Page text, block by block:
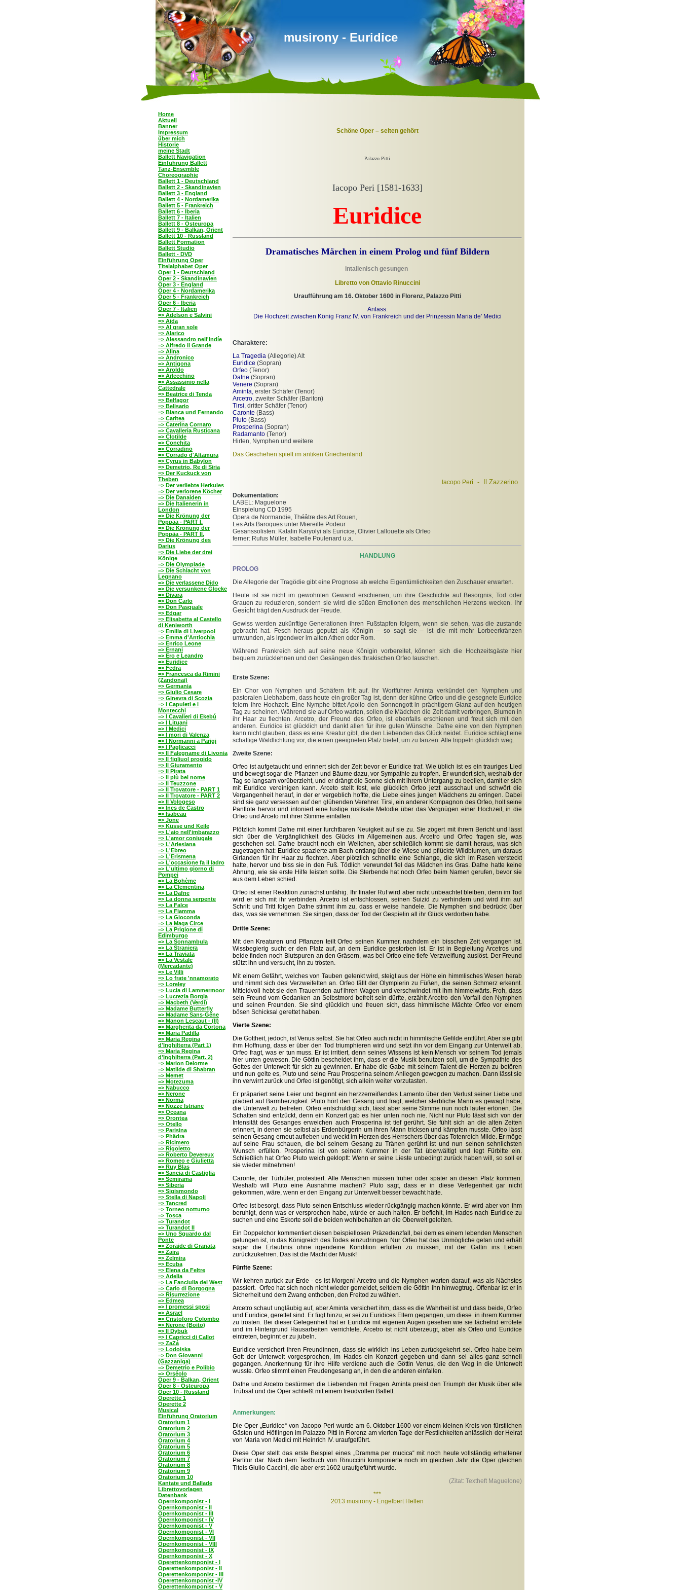
musirony - Euridice
Home
Aktuell
Banner
Impressum
über mich
Historie
meine Stadt
Ballett Navigation
Einführung Ballett
Tanz-Ensemble
Choreographie
Ballett 1 - Deutschland
Ballett 2 - Skandinavien
Ballett 3 - England
Ballett 4 - Nordamerika
Ballett 5 - Frankreich
Ballett 6 - Iberia
Ballett 7 - Italien
Ballett 8 - Osteuropa
Ballett 9 - Balkan, Orient
Ballett 10 - Russland
Ballett Formation
Ballett Studio
Ballett - DVD
Einführung Oper
Titelalphabet Oper
Oper 1 - Deutschland
Oper 2 - Skandinavien
Oper 3 - England
Oper 4 - Nordamerika
Oper 5 - Frankreich
Oper 6 - Iberia
Oper 7 - Italien
=> Adelson e Salvini
=> Aida
=> Al gran sole
=> Alarico
=> Alessandro nell'Indíe
=> Alfredo il Grande
=> Alina
=> Andronico
=> Antigona
=> Aroldo
=> Arlecchino
=> Assassinio nella
Cattedrale
=> Beatrice di Tenda
=> Belfagor
=> Belisario
=> Bianca und Fernando
=> Caritea
=> Caterina Cornaro
=> Cavalleria Rusticana
=> Clotilde
=> Conchita
=> Corradino
=> Corrado d'Altamura
=> Cyrus in Babylon
=> Demetrio, Re di Siria
=> Der Kuckuck von
Theben
=> Der verliebte Herkules
=> Der verlorene Köcher
=> Die Danaiden
=> Die Italienerin in
London
=> Die Krönung der
Poppäa - PART I.
=> Die Krönung der
Poppäa - PART II.
=> Die Krönung des
Darius
=> Die Liebe der drei
Könige
=> Die Olympiade
=> Die Schlacht von
Legnano
=> Die verlassene Dido
=> Die versunkene Glocke
=> Divara
=> Don Carlo
=> Don Pasquale
=> Edgar
=> Elisabetta al Castello
di Keniworth
=> Emilia di Liverpool
=> Emma d'Antiochia
=> Enrico Leone
=> Ernani
=> Ero e Leandro
=> Euridice
=> Fedra
=> Francesca da Rimini
(Zandonai)
=> Germania
=> Giulio Cesare
=> Ginevra di Scozia
=> I Capuleti e i
Montecchi
=> I Cavalieri di Ekebú
=> I Lituani
=> I Medici
=> I mori di Valenza
=> I Normanni a Parigi
=> I Paglicacci
=> Il Falegname di Livonia
=> Il figliuol progido
=> Il Giuramento
=> Il Pirata
=> Il più bel nome
=> Il Teuzzone
=> Il Trovatore - PART 1
=> Il Trovatore - PART 2
=> Il Vologeso
=> Ines de Castro
=> Isabeau
=> Jone
=> Küsse und Keile
=> L'aio nell'imbarazzo
=> L'amor coniugale
=> L'Arlesiana
=> L'Ebreo
=> L'Erismena
=> L'occasione fa il ladro
=> L'ultimo giorno di
Pompei
=> La Bohème
=> La Clementina
=> La Dafne
=> La donna serpente
=> La Falce
=> La Fiamma
=> La Gioconda
=> La Maga Circe
=> La Prigione di
Edimburgo
=> La Sonnambula
=> La Straniera
=> La Traviata
=> La Vestale
(Mercadante)
=> Le Villi
=> Lo frate 'nnamorato
=> Loreley
=> Lucia di Lammermoor
=> Lucrezia Borgia
=> Macbeth (Verdi)
=> Madame Butterfly
=> Madame Sans-Gêne
=> Manon Lescaut - (II)
=> Margherita da Cortona
=> Maria Padilla
=> Maria Regina
d'Inghilterra (Part 1)
=> Maria Regina
d'Inghilterra (Part. 2)
=> Marion Delorme
=> Matilde di Shabran
=> Memet
=> Motezuma
=> Nabucco
=> Nerone
=> Norma
=> Nozze Istriane
=> Oceana
=> Orontea
=> Otello
=> Parisina
=> Phädra
=> Ricimero
=> Rigoletto
=> Roberto Devereux
=> Romeo e Giulietta
=> Ruy Blas
=> Sancia di Castiglia
=> Semirama
=> Siberia
=> Sigismondo
=> Stella di Napoli
=> Tancred
=> Torneo notturno
=> Tosca
=> Turandot
=> Turandot II
=> Uno Sguardo dal
Ponte
=> Zoraide di Granata
=> Zaira
=> Zelmira
=> Ecuba
=> Elena da Feltre
=> Adelia
=> La Fanciulla del West
=> Carlo di Borgogna
=> Risurrezione
=> Edmea
=> I promessi sposi
=> Asrael
=> Cristoforo Colombo
=> Nerone (Boito)
=> Il Dybuk
=> I Capricci di Callot
=> ZaZá
=> Lodoiska
=> Don Giovanni
(Gazzaniga)
=> Demetrio e Polibio
=> Orséolo
Oper 9 - Balkan, Orient
Oper 8 - Osteuropa
Oper 10 - Russland
Operette 1
Operette 2
Musical
Einführung Oratorium
Oratorium 1
Oratorium 2
Oratorium 3
Oratorium 4
Oratorium 5
Oratorium 6
Oratorium 7
Oratorium 8
Oratorium 9
Oratorium 10
Kantate und Ballade
Librettovorlagen
Datenbank
Opernkomponist - I
Opernkomponist - II
Opernkomponist - III
Opernkomponist - IV
Opernkomponist - V
Opernkomponist - VI
Opernkomponist - VII
Opernkomponist - VIII
Opernkomponist - IX
Opernkomponist - X
Operettenkomponist - I
Operettenkomponist - II
Operettenkomponist - III
Operettenkomponist -IV
Operettenkomponist - V
Schöne Oper – selten gehört
Palazzo Pitti
Iacopo Peri [1581-1633]
Euridice
DramatischesMärchen in einem Prolog und fünf Bildern
intalienisch gesungen
Libretto von Ottavio Rinuccini
Uraufführung am 16. Oktober 1600 in Florenz, Palazzo Pitti
Anlass:
Die Hochzeit zwischen König Franz IV. von Frankreich und der Prinzessin Maria de' Medici
Charaktere:
La Tragedia (Allegorie) Alt
Euridice (Sopran)
Orfeo (Tenor)
Dafne (Sopran)
Venere (Sopran)
Aminta, erster Schäfer (Tenor)
Arcetro, zweiter Schäfer (Bariton)
Tirsi, dritter Schäfer (Tenor)
Caronte (Bass)
Pluto (Bass)
Prosperina (Sopran)
Radamanto (Tenor)
Hirten, Nymphen und weitere
Das Geschehen spielt im antiken Griechenland
Iacopo Peri - Il Zazzerino
Dokumentation:
LABEL: Maguelone
Einspielung CD 1995
Opera de Normandie, Théâtre des Art Rouen,
Les Arts Baroques unter Miereille Podeur
Gesanssolisten: Katalin Karyolyi als Euricice, Olivier Lallouette als Orfeo
ferner: Rufus Müller, Isabelle Poulenard u.a.
HANDLUNG
PROLOG
Die Allegorie der Tragödie gibt eine Prognose ab welche Eigentümlichkeiten den Zuschauer erwarten.
Heute ist sie nicht im gewohnten Gewand erschienen, um ihre Geschichte auf Besorgnis, Tod oder
Grauen zu reduzieren, sondern sie wird die süßen Emotionen des menschlichen Herzens wecken.Ihr
Gesicht trägt den Ausdruck der Freude.
Gewiss werden zukünftige Generationen ihren Fußstapfen folgern, wenn sie sehen, was die zustande
gebracht hat. Fesch heraus geputzt als Königin – so sagt sie – ist die mit mehr Lorbeerkränzen
umwunden, als irgendwer im alten Athen oder Rom.
Während Frankreich sich auf seine neue Königin vorbereitet, können sich die Hochzeitsgäste hier
bequem zurücklehnen und den Gesängen des thrakischen Orfeo lauschen.
Erste Szene:
Ein Chor von Nymphen und Schäfern tritt auf. Ihr Wortführer Aminta verkündet den Nymphen und
pastoralen Liebhabern, dass heute ein großer Tag ist, denn der kühne Orfeo und die gesegnete Euridice
feiern ihre Hochzeit. Eine Nymphe bittet Apollo den Sonnengott in prächtigem Glanz auf den heutigen
Tag zu scheinen. Während sie auf Orfeo warten, sollen die Mädchen die Zeit damit verbringen, Blumen in
ihr Haar zu flechten. Arcetro, der Freund des Orfeo, ist ebenfalls erschienen und freut sich mit den
anderen. Euridice ist glücklich und dankt allen für ihre guten Wünsche. Dafne eine von den Nymphen
kann nicht glauben, dass es eine Kreatur gibt, die den Liebenden das Glück neidet. Euridice schlägt eine
schattige Waldlichtung vor, die einen geeigneten Platz bietet, um zu tanzen. Alle trippeln glücklich weg.
Zweite Szene:
Orfeo ist aufgetaucht und erinnert sich der Zeit bevor er Euridice traf. Wie üblich ist es ein trauriges Lied
und bewegt sogar die Pflanzen und Bäume dazu, vor Sympathie zu tropfen. Er wundert sich, weshalb der
Tag so langsam vorüberzieht, und er drängt die Sonne sich mit ihrem Untergang zu beeilen, damit er sich
mit Euridice vereinigen kann. Arceto stellt fest, wie glücklich Orfeo jetzt ausschaut und schwört die
Vergangenheit herauf, in der er vergeblich hoffte, die Liebe eines jungen Mädchens zu erringen. Dabei
sind sie ganz versessen auf den glühenden Verehrer. Tirsi, ein anderer Kompagnon des Orfeo, holt seine
Panflöte hervor und intoniert eine lustige rustikale Melodie über das Vergnügen einer Hochzeit, in die
Orfeo und Arceto mit ihrer Stimme einfallen.
Plötzlich kommt Dafne mit einer furchtbaren Neuigkeit auf sie zu. Sie zögert mit ihrem Bericht und lässt
sich über die Vergänglichkeit des Glücks im Allgemeinen aus. Arcetro und Orfeo fragen sie, was
geschehen sei. Dafne braucht noch ein Weilchen, aber schließlich kommt sie damit heraus, was sich
zugetragen hat: Euridice spazierte am Bach entlang über die Wiese und pflückte Wildblumen, um daraus
Girlanden für ihr Haar zu flechten. Aber plötzlich schnellte eine Schlange, die sich im Rasen versteckt
hatte, hervor und biss sie in den Fuß. Tödlich verwundet fiel das Mädchen ins Gras. Dafne hatte keine
Ahnung, wie sie erste Hilfe leisten sollte. Die Sterbende hat noch Orfeo beim Namen gerufen, bevor sie
aus dem Leben schied.
Orfeo ist einer Reaktion zunächst unfähig. Ihr finaler Ruf wird aber nicht unbeachtet bleiben, denn im Tod
wird er sich mit ihr verbinden. Arcetro ist entschlossen, seinen Suizid zu verhindern und wird ihm auf
Schritt und Tritt folgen Dafne stimmt ihm zu, dass er weise handele. Die Nymphen sind bedrückt über
das, was sie vernehmen. Sie singen, dass der Tod der Gespielin all ihr Glück verdorben habe.
Dritte Szene:
Mit den Kreaturen und Pflanzen teilt Orfeo seinen Kummer, nachdem ein bisschen Zeit vergangen ist.
Wissbegierig sucht er den Platz auf, an dem Euridice gestorben ist. Er ist in Begleitung Arcetros und
beide finden noch Blutspuren an den Gräsern, was bei Orfeo eine tiefe Verzweiflung auslöst. Der Freund
stützt ihn und versucht, ihn zu trösten.
Mit einem Gefährt, welches von Tauben gelenkt wird, steigt aus der Höhe ein himmlisches Wesen herab
und nimmt sich des Verzweifelten an. Orfeo fällt der Olympierin zu Füßen, die seinen Schmerz erkennt.
Mitleidvoll hebt sie den Trauernden auf ihren Wagen und verschwindet mit ihm himmelwärts. Froh, dass
sein Freund vom Gedanken an Selbstmord befreit sein dürfte, erzählt Arcetro den Vorfall den Nymphen
und seinen Freunden. Sie sind glücklich und freuen sich, dass himmlische Mächte Orfeo vor einem
bösen Schicksal gerettet haben.
Vierte Szene:
Die Gottheit, jedoch, ist Venus selbst. Sie hat Orfeo auch nicht in himmlische Gefilde entführt. Aber sie gibt
ihm Hoffnung, dass er über den Tod triumphieren wird und setzt ihn vor dem Eingang zur Unterwelt ab.
Orfeo fragt, was er tun muss. Er ist irritiert, denn seines Wissens ist kein Mensch vor seinem Tod jemals
hier unten gewesen. Die Göttin bescheidet ihm, dass er die Musik benutzen soll, um die Sympathie des
Gottes der Unterwelt für sich zu gewinnen. Er habe die Gabe mit seinem Talent die Herzen zu betören
und nun gelte es, Pluto und seine Frau Prosperina seinem Anliegen gewogen zu machen. Dann lässt sie
ihn verwirrt zurück und Orfeo ist genötigt, sich allein weiter vorzutasten.
Er präpariert seine Leier und beginnt ein herzzerreißendes Lamento über den Verlust seiner Liebe und
plädiert auf Barmherzigkeit. Pluto hört den Gesang und fragt, welcher sterbliche Mann es gewagt habe,
die Unterwelt zu betreten. Orfeo entschuldigt sich, lässt aber seine Stimme nun noch lauter ertönen. Die
Schatten sind entzückt, denn ein Konzert gab es hier unten noch nie. Nicht nur Pluto lässt sich von der
Intensität des Gesanges erweichen auch Prosperina ist tief gerührt. Sie fühlt sich an die alten Zeiten
erinnert, in denen sie selbst als Erdenbürgerin um ihren Mann tricksen und kämpfen musste. Orfeo lässt
seinen Gesang erneut aufleben und weckt im Herzen des Herrschers über das Totenreich Milde. Er möge
auf seine Frau schauen, die bei seinem Gesang zu Tränen gerührt ist und nun seinen sehnlichsten
Wunsch erfüllen. Prosperina ist von seinem Kummer in der Tat überwältigt und legt Fürbitte ein.
Schließlich hat Orfeo Pluto weich geklopft: Wenn er seine Lieste unbedingt zurück haben will, so soll er
sie wieder mitnehmen!
Caronte, der Türhüter, protestiert. Alle Menschen müssen früher oder später an diesen Platz kommen.
Weshalb will Pluto eine Ausnahme machen? Pluto sagt, dass er in diese Verlegenheit gar nicht
gekommen, wäre, wenn er den Eingang zur Unterwelt besser bewacht hätte.
Orfeo ist besorgt, dass Pluto seinen Entschluss wieder rückgängig machen könnte. Er wird aber von ihm
beruhigt, denn was er versprochen habe, würde er auch halten. Er befiehlt, im Hades nach Euridice zu
suchen und eine Eskorte soll die beiden wohlbehalten an die Oberwelt geleiten.
Ein Doppelchor kommentiert diesen beispiellosen Präzedenzfall, bei dem es einem lebenden Menschen
gelungen ist, in das Königreich des Todes einzudringen. Nur Orfeo hat das Unmögliche getan und erhält
sogar die Erlaubnis ohne irgendeine Kondition erfüllen zu müssen, mit der Gattin ins Leben
zurückzukehren. Das ist die Macht der Musik!
Fünfte Szene:
Wir kehren zurück zur Erde - es ist Morgen! Arcetro und die Nymphen warten darauf, was als Nächstes
passiert. Orfeo hat sich noch nicht wieder gemeldet, seitdem die Göttin ihn hinwegtrug. Offenbar ist er in
Sicherheit und dem Zwang enthoben, den Freitod zu wählen.
Arcetro schaut ungläubig auf, aber Aminta versichert ihm, dass es die Wahrheit ist und dass beide, Orfeo
und Euridice, gerettet sind. Er fügt hinzu, er sei zu Euridices Eltern gegangen, um diese in ihrem Kummer
zu trösten. Bei dieser Gelegenheit hat er Euridice mit eigenen Augen gesehen wie sie lächelnd errötete
und im Hintergrund Hausarbeiten verrichtete. Arcetro ist nicht überzeugt, aber als Orfeo und Euridice
eintreten, beginnt er zu jubeln.
Euridice versichert ihren Freundinnen, dass sie wirklich ins Leben zurückgekehrt sei. Orfeo habe beim
Gott der Unterwelt vorgesprochen, im Hades ein Konzert gegeben und dann sei alles ganz schnell
gegangen. Anerkennung für ihre Hilfe verdiene auch die Göttin Venus, die den Weg in die Unterwelt
wusste. Orfeo stimmteinen Freudengesang an, in den die anderen einfallen.
Dafne und Arcetro bestürmen die Liebenden mit Fragen. Aminta preist den Triumph der Musik über alle
Trübsal und die Oper schließt mit einem freudvollen Ballett.
Anmerkungen:
Die Oper „Euridice“von Jacopo Peri wurde am 6. Oktober 1600 vor einem kleinen Kreis von fürstlichen
Gästen und Höflingen im Palazzo Pitti in Florenz am vierten Tage der Festlichkeiten anlässlich der Heirat
von Maria von Medici mit Heinrich IV. uraufgeführt.
Diese Oper stellt das erste Beispiel eines „Dramma per mucica“ mit noch heute vollständig erhaltener
Partitur dar. Nach dem Textbuch von Rinuccini komponierte noch im gleichen Jahr die Oper gleichen
Titels Giulio Caccini, die aber erst 1602 uraufgefü hrt wurde.
(Zitat: Textheft Maguelone)
***
2013 musirony - Engelbert Hellen